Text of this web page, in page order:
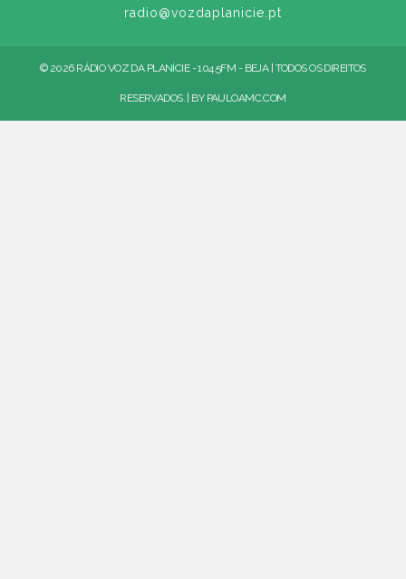
radio@vozdaplanicie.pt
© 2026 RÁDIO VOZ DA PLANÍCIE - 104.5FM - BEJA | TODOS OS DIREITOS
RESERVADOS. | BY PAULOAMC.COM